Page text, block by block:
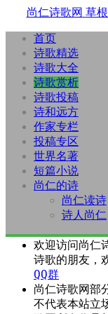
尚仁诗歌网 草
首页
诗歌精选
诗歌大全
诗歌赏析
诗歌投稿
诗和远方
作家专栏
投稿专区
世界名著
短篇小说
尚仁的诗
尚仁读诗
诗人尚仁
欢迎访问尚仁
诗歌的朋友，
QQ群
尚仁诗歌网部
不代表本站立